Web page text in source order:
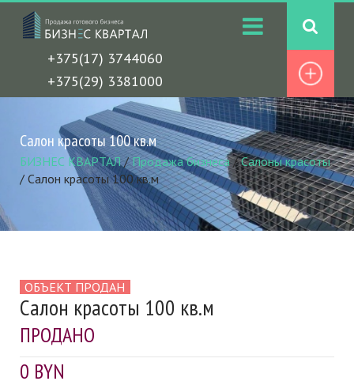
+375(17) 3744060
+375(29) 3381000
Салон красоты 100 кв.м
БИЗНЕС КВАРТАЛ/Продажа бизнеса/Салоны красоты
/ Салон красоты 100 кв.м
ОБЪЕКТ ПРОДАН
Салон красоты 100 кв.м
ПРОДАНО
0 BYN